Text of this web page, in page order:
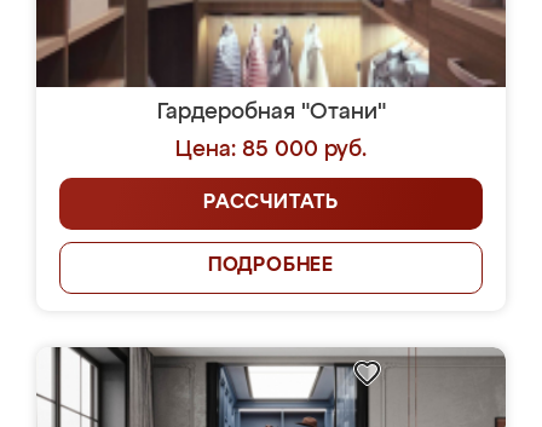
Гардеробная "Отани"
Цена: 85 000 руб.
РАССЧИТАТЬ
ПОДРОБНЕЕ